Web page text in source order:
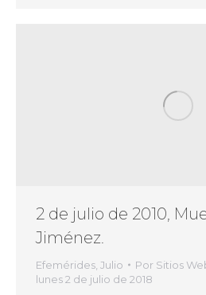
2 de julio de 2010,
Jiménez.
Efemérides Julio Por Sitios
lunes 2 de julio de 2018